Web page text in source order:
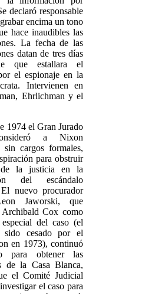
declaró responsable
encima un tono
hace inaudibles las
La fecha de las
datan de tres días
que estallara el
el espionaje en la
Intervienen en
Ehrlichman y el
1974 el Gran Jurado
a Nixon
sin cargos formales,
para obstruir
la justicia en la
del escándalo
El nuevo procurador
Jaworski, que
Cox como
del caso (el
sido cesado por el
en 1973), continuó
para obtener las
de la Casa Blanca,
el Comité Judicial
el caso para